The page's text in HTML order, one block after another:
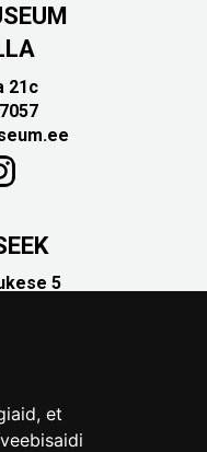
et
veebisaidi
21c
5